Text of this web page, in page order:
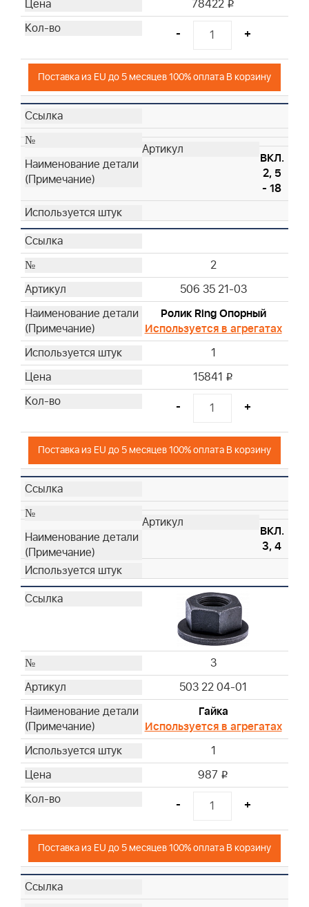
78422 i
- +
Поставка из EU до 5 месяцев 100% оплата В корзину
ВКЛ.
2, 5
- 18
2
506 35 21-03
Ролик Ring Опорный
Используется в агрегатах
1
15841 i
- +
Поставка из EU до 5 месяцев 100% оплата В корзину
ВКЛ.
3, 4
3
503 22 04-01
Гайка
Используется в агрегатах
1
987 i
- +
Поставка из EU до 5 месяцев 100% оплата В корзину